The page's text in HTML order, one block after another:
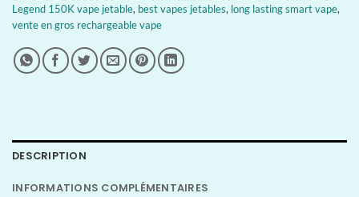
Legend 150K vape jetable, best vapes jetables, long lasting smart vape,
vente en gros rechargeable vape
DESCRIPTION
INFORMATIONS COMPLÉMENTAIRES